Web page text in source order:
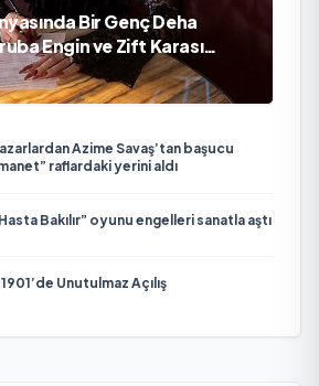
Bir Genç Deha
Engin ve Zift Karası
Azime Savaş’tan başucu
raflardaki yerini aldı
Bakılır” oyunu engelleri sanatla aştı
Unutulmaz Açılış